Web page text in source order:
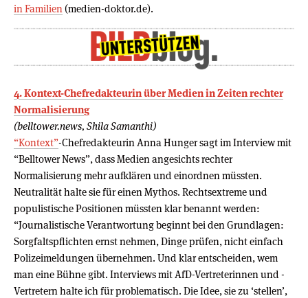
in Familien (medien-doktor.de).
4. Kontext-Chefredakteurin über Medien in Zeiten rechter
Normalisierung
(belltower.news, Shila Samanthi)
“Kontext”-Chefredakteurin Anna Hunger sagt im Interview mit
“Belltower News”, dass Medien angesichts rechter
Normalisierung mehr aufklären und einordnen müssten.
Neutralität halte sie für einen Mythos. Rechtsextreme und
populistische Positionen müssten klar benannt werden:
“Journalistische Verantwortung beginnt bei den Grundlagen:
Sorgfaltspflichten ernst nehmen, Dinge prüfen, nicht einfach
Polizeimeldungen übernehmen. Und klar entscheiden, wem
man eine Bühne gibt. Interviews mit AfD-Vertreterinnen und -
Vertretern halte ich für problematisch. Die Idee, sie zu ‘stellen’,